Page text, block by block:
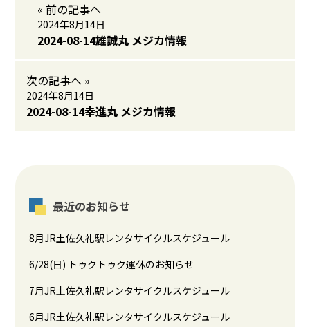
« 前の記事へ
2024年8月14日
2024-08-14雄誠丸 メジカ情報
次の記事へ »
2024年8月14日
2024-08-14幸進丸 メジカ情報
最近のお知らせ
8月JR土佐久礼駅レンタサイクルスケジュール
6/28(日) トゥクトゥク運休のお知らせ
7月JR土佐久礼駅レンタサイクルスケジュール
6月JR土佐久礼駅レンタサイクルスケジュール